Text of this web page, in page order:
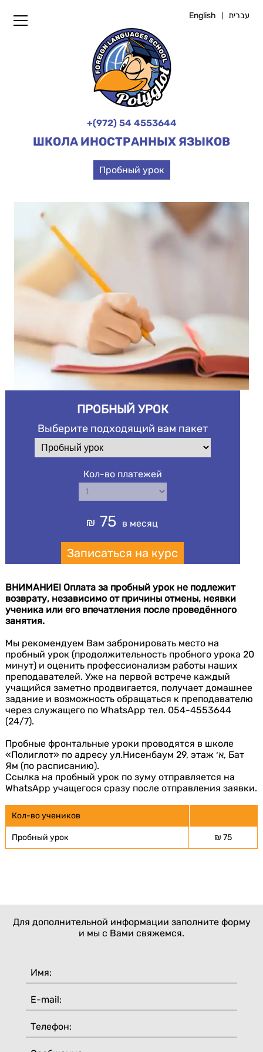
English עברית
+(972) 54 4553644
ШКОЛА ИНОСТРАННЫХ ЯЗЫКОВ
Пробный урок
ПРОБНЫЙ УРОК
Выберите подходящий вам пакет
Кол-во платежей
₪ 75 в месяц
Записаться на курс
ВНИМАНИЕ! Оплата за пробный урок не подлежит
возврату, независимо от причины отмены, неявки
ученика или его впечатления после проведённого
занятия.
Мы рекомендуем Вам забронировать место на
пробный урок (продолжительность пробного урока 20
минут) и оценить профессионализм работы наших
преподавателей. Уже на первой встрече каждый
учащийся заметно продвигается, получает домашнее
задание и возможность обращаться к преподавателю
через служащего по WhatsApp тел. 054-4553644
(24/7).
Пробные фронтальные уроки проводятся в школе
«Полиглот» по адресу ул.Нисенбаум 29, этаж א׳, Бат
Ям (по расписанию).
Ссылка на пробный урок по зуму отправляется на
WhatsApp учащегося сразу после отправления заявки.
Кол-во учеников
Пробный урок ₪ 75
Для дополнительной информации заполните форму
и мы с Вами свяжемся.